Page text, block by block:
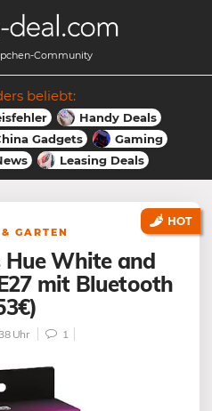
Community
beliebt:
Handy Deals
Gadgets
Gaming
Leasing Deals
GARTEN
Hue White and
mit Bluetooth
HOT
Uhr 1